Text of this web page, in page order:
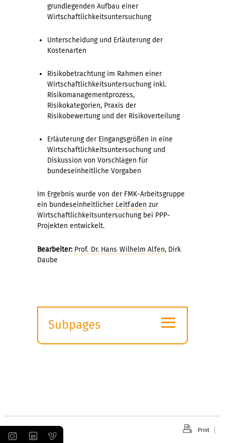
grundlegenden Aufbau einer
Wirtschaftlichkeitsuntersuchung
Unterscheidung und Erläuterung der
Kostenarten
Risikobetrachtung im Rahmen einer
Wirtschaftlichkeitsuntersuchung inkl.
Risikomanagementprozess,
Risikokategorien, Praxis der
Risikobewertung und der Risikoverteilung
Erläuterung der Eingangsgrößen in eine
Wirtschaftlichkeitsuntersuchung und
Diskussion von Vorschlägen für
bundeseinheitliche Vorgaben
Im Ergebnis wurde von der FMK-Arbeitsgruppe
ein bundeseinheitlicher Leitfaden zur
Wirtschaftlichkeitsuntersuchung bei PPP-
Projekten entwickelt.
Bearbeiter: Prof. Dr. Hans Wilhelm Alfen, Dirk
Daube
Subpages
≡
Print